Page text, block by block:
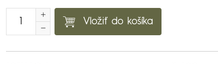
Vložiť do košíka